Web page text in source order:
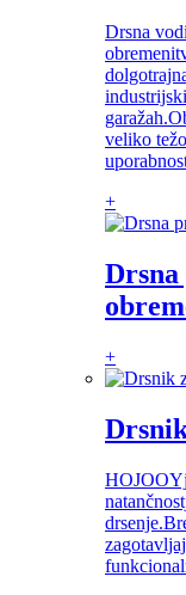
Drsna
veliko
+
Drsna
+